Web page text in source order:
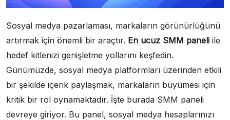
Sosyal medya pazarlaması, markaların görünürlüğünü
artırmak için önemli bir araçtır. En ucuz SMM paneli ile
hedef kitlenizi genişletme yollarını keşfedin.
Günümüzde, sosyal medya platformları üzerinden etkili
bir şekilde içerik paylaşmak, markaların büyümesi için
kritik bir rol oynamaktadır. İşte burada SMM paneli
devreye giriyor. Bu panel, sosyal medya hesaplarınızı